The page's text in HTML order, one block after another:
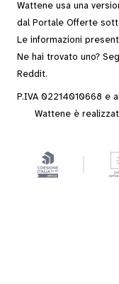
Wattene usa una
dal Portale Offerte
Le informazioni
Ne hai trovato uno?
Reddit.
P.IVA 02214010668 e
Wattene è